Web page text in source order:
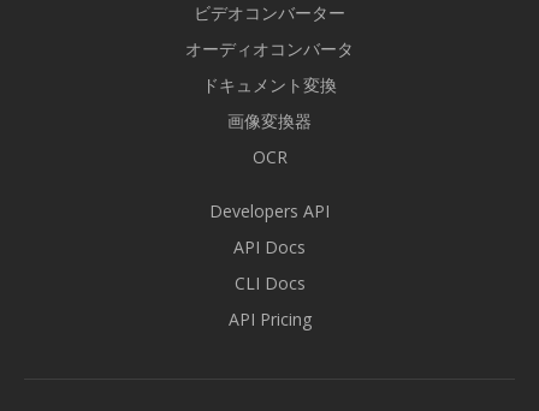
ビデオコンバーター
オーディオコンバータ
ドキュメント変換
画像変換器
OCR
Developers API
API Docs
CLI Docs
API Pricing